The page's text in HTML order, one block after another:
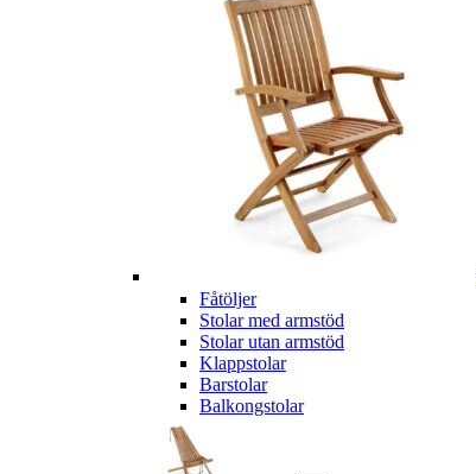
Fåtöljer
Stolar med armstöd
Stolar utan armstöd
Klappstolar
Barstolar
Balkongstolar